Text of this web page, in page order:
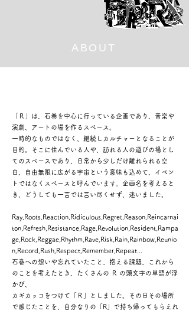
ABOUT
「Ｒ」は、石巻を中心に行っている企画であり、音楽や
演劇、アートの場を作るスペース。
一時的なものではなく、継続しカルチャーとなることが
目的。そこに住んでいる人や、訪れる人の遊びの場とし
てのスペースであり、日常から少しだけ離れられる空
白、自由無限に広がる宇宙という意味も込めて、イベン
トではなくスペースと呼んでいます。企画名を考えると
き、どうしても一言では言い尽くせず、迷いました。
Ray,Roots,Reaction,Ridiculous,Regret,Reason,Reincarnai
ton,Refresh,Resistance,Rage,Revolution,Resident,Rampa
ge,Rock,Reggae,Rhythm,Rave,Risk,Rain,Rainbow,Reunio
n,Record,Rush,Respect,Remember,Repeat...
石巻への想いや忘れていたこと、抱える課題、これから
のことを考えたとき、たくさんの Ｒ の頭文字の単語が浮
かび、
カギカッコをつけて「Ｒ」としました。その日その場所
で感じたことを、自分なりの「R」で持ち帰ってもらえれ